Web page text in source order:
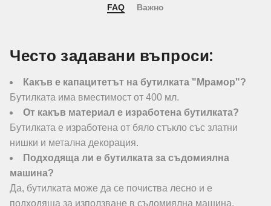
FAQ Важно
Често задавани въпроси:
Какъв е капацитетът на бутилката "Мрамор"?
Бутилката има вместимост от 400 мл.
От какъв материал е изработена бутилката?
Бутилката е изработена от бяло стъкло със златни
нишки и метална декорация.
Подходяща ли е бутилката за съдомиялна
машина?
Да, бутилката може да се почиства лесно и е
подходяща за използване в съдомиялна машина.